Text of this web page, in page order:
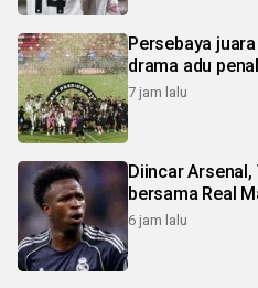
Persebaya
drama adu
7 jam lalu
Diincar Arsenal, Vinicius
bersama Real
6 jam lalu